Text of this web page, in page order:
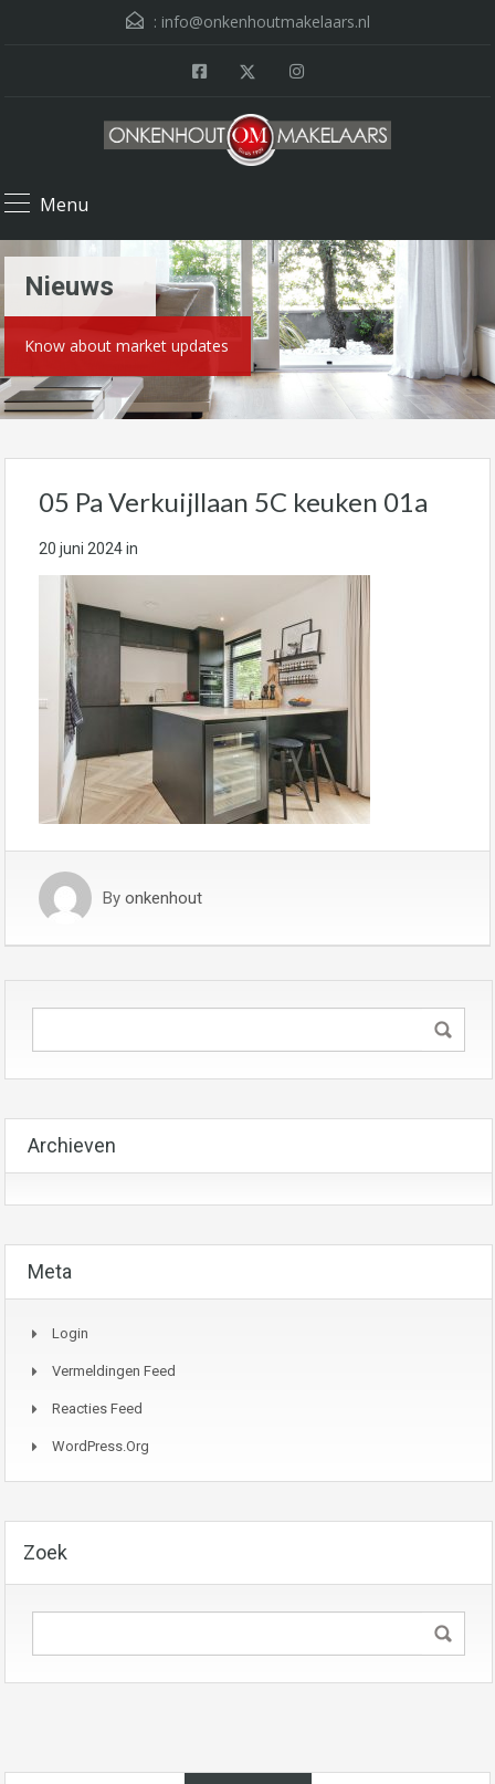
: info@onkenhoutmakelaars.nl
Menu
Nieuws
Know about market updates
05 Pa Verkuijllaan 5C keuken 01a
20 juni 2024in
By onkenhout
Archieven
Meta
Login
Vermeldingen Feed
Reacties Feed
WordPress.org
Zoek